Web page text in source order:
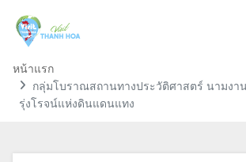
หน้าแรก
กลุ่มโบราณสถานทางประวัติศาสตร์ นามงา
รุ่งโรจน์แห่งดินแดนแทง